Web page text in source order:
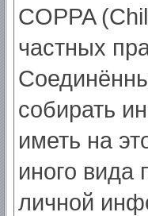
COPPA
частных
собирать
иметь на
иного вида
личной